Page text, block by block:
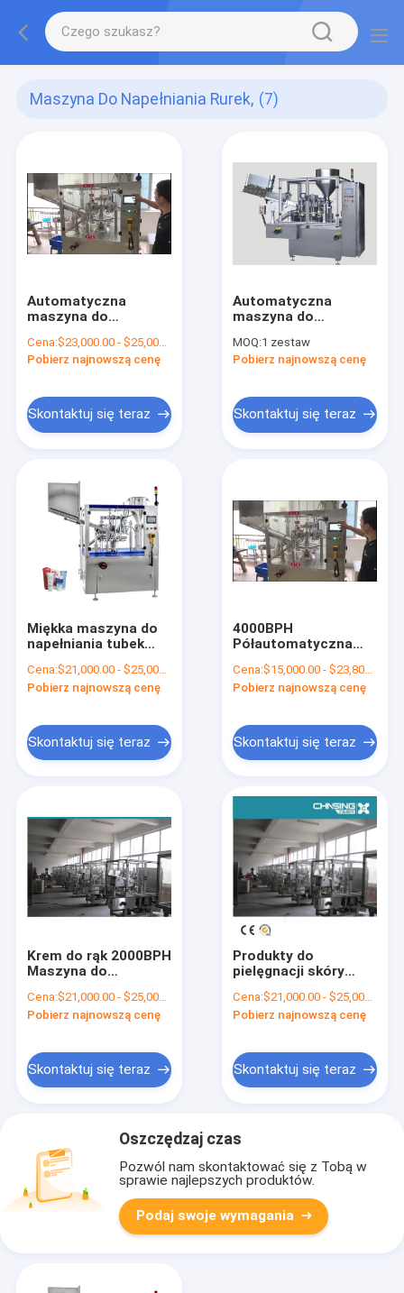
Maszyna Do Napełniania Rurek, (7)
Automatyczna
maszyna do
1458x1036x2056mm
Cena:$23,000.00 - $25,000.00/Sets
Pobierz najnowszą cenę
Skontaktuj się teraz
Automatyczna
maszyna do
zamykania rur 380V
MOQ:1 zestaw
Pobierz najnowszą cenę
Skontaktuj się teraz
Miękka maszyna do
napełniania tubek
szamponu w maści
kremowej
Cena:$21,000.00 - $25,000.00/Sets
Pobierz najnowszą cenę
Skontaktuj się teraz
4000BPH
Półautomatyczna
napełniania i
zamykania tub
Cena:$15,000.00 - $23,800.00/Sets
Pobierz najnowszą cenę
Skontaktuj się teraz
Krem do rąk 2000BPH
Maszyna do
aluminiowych 380V
Cena:$21,000.00 - $25,000.00/Sets
Pobierz najnowszą cenę
Skontaktuj się teraz
Produkty do
pielęgnacji skóry
napełniania rurek
Maszyna do
Cena:$21,000.00 - $25,000.00/Sets
Pobierz najnowszą cenę
Skontaktuj się teraz
Oszczędzaj czas
Pozwól nam skontaktować się z Tobą w
sprawie najlepszych produktów.
Podaj swoje wymagania